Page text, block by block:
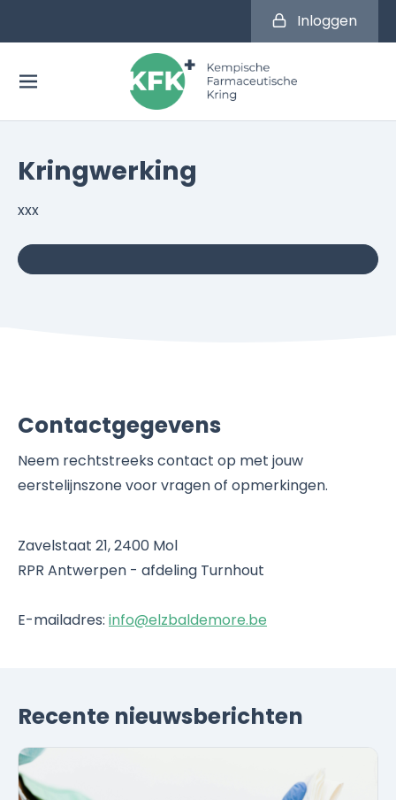
Inloggen
Kringwerking
xxx
Contactgegevens
Neem rechtstreeks contact op met jouw
eerstelijnszone voor vragen of opmerkingen.
Zavelstaat 21, 2400 Mol
RPR Antwerpen - afdeling Turnhout
E-mailadres: info@elzbaldemore.be
Recente nieuwsberichten